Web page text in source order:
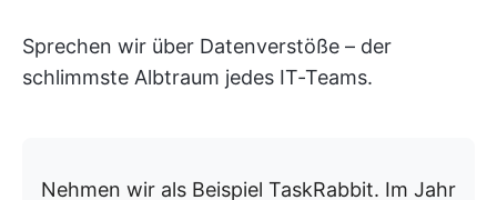
Sprechen wir über Datenverstöße – der
schlimmste Albtraum jedes IT-Teams.
Nehmen wir als Beispiel TaskRabbit. Im Jahr